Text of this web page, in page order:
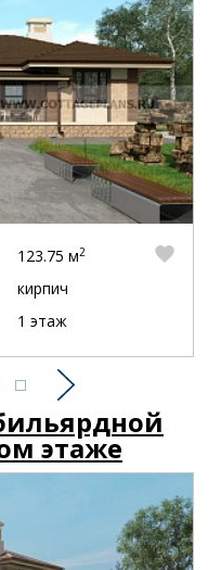
Следующий
123.75 м2
кирпич
1 этаж
этаже